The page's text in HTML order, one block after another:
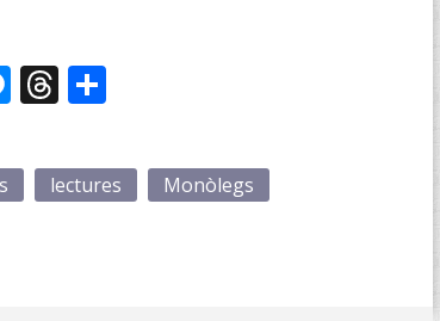
Messenger
Threads
lectures
Monòlegs